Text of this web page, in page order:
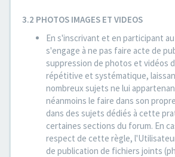
3.2 PHOTOS IMAGES ET VIDEOS
En s'inscrivant et en participant
s'engage à ne pas faire acte de
suppression de photos et vidéos
répétitive et systématique,
nombreux sujets ne lui
néanmoins le faire dans son
dans des sujets dédiés à cette
certaines sections du forum. En
respect de cette règle,
de publication de fichiers joints